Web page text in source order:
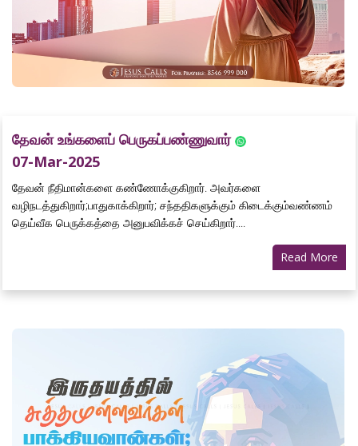
தேவன் உங்களைப் பெருகப்பண்ணுவார்
07-Mar-2025
தேவன் நீதிமான்களை கண்ணோக்குகிறார். அவர்களை
வழிநடத்துகிறார்;பாதுகாக்கிறார்; சந்ததிகளுக்கும் கிடைக்கும்வண்ணம்
தெய்வீக பெருக்கத்தை அனுபவிக்கச் செய்கிறார்....
Read More